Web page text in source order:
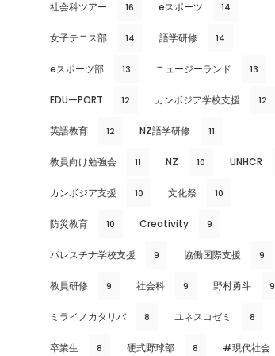
社会科ツアー 16 eスポーツ 14
女子テニス部 14 語学研修 14
eスポーツ部 13 ニュージーランド 13
EDUーPORT 12 カンボジア学校支援 12
英語教育 12 NZ語学研修 11
教員向け勉強会 11 NZ 10 UNHCR
カンボジア支援 10 文化祭 10
防災教育 10 Creativity 9
パレスチナ学校支援 9 協働国際支援 9
教員研修 9 社会科 9 野村勇斗 9
ミライノカタリバ 8 ユネスコゼミ 8
卒業生 8 硬式野球部 8 #現代社会